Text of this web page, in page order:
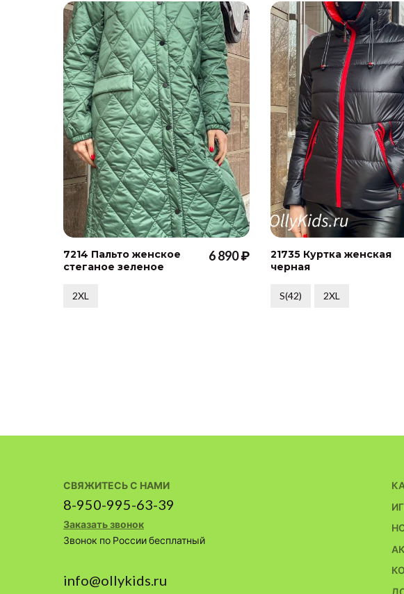
7214 Пальто женское
стеганое зеленое
6 890 ₽
2XL
21735 Куртка женская
черная
S(42) 2XL
СВЯЖИТЕСЬ С НАМИ
8-950-995-63-39
Заказать звонок
Звонок по России бесплатный
info@ollykids.ru